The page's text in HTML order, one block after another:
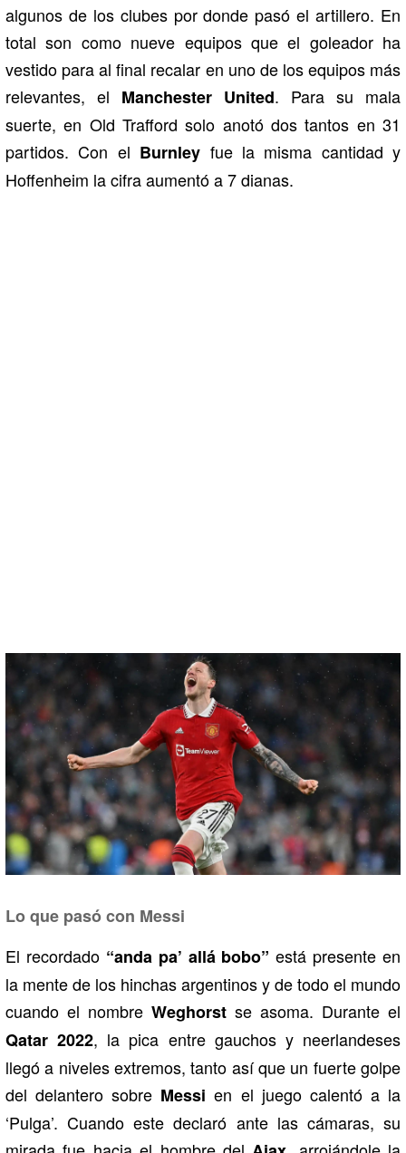
algunos de los clubes por donde pasó el artillero. En
total son como nueve equipos que el goleador ha
vestido para al final recalar en uno de los equipos más
relevantes, el Manchester United. Para su mala
suerte, en Old Trafford solo anotó dos tantos en 31
partidos. Con el Burnley fue la misma cantidad y
Hoffenheim la cifra aumentó a 7 dianas.
Lo que pasó con Messi
El recordado “anda pa’ allá bobo” está presente en
la mente de los hinchas argentinos y de todo el mundo
cuando el nombre Weghorst se asoma. Durante el
Qatar 2022, la pica entre gauchos y neerlandeses
llegó a niveles extremos, tanto así que un fuerte golpe
del delantero sobre Messi en el juego calentó a la
‘Pulga’. Cuando este declaró ante las cámaras, su